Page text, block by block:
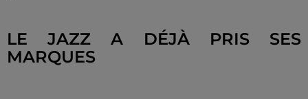
LE JAZZ A DÉJÀ PRIS SES
MARQUES